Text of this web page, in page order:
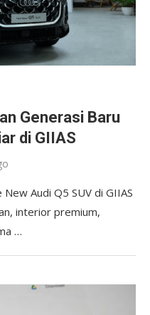
Generasi Baru
di GIIAS
Audi Q5 SUV di GIIAS
interior premium,
…